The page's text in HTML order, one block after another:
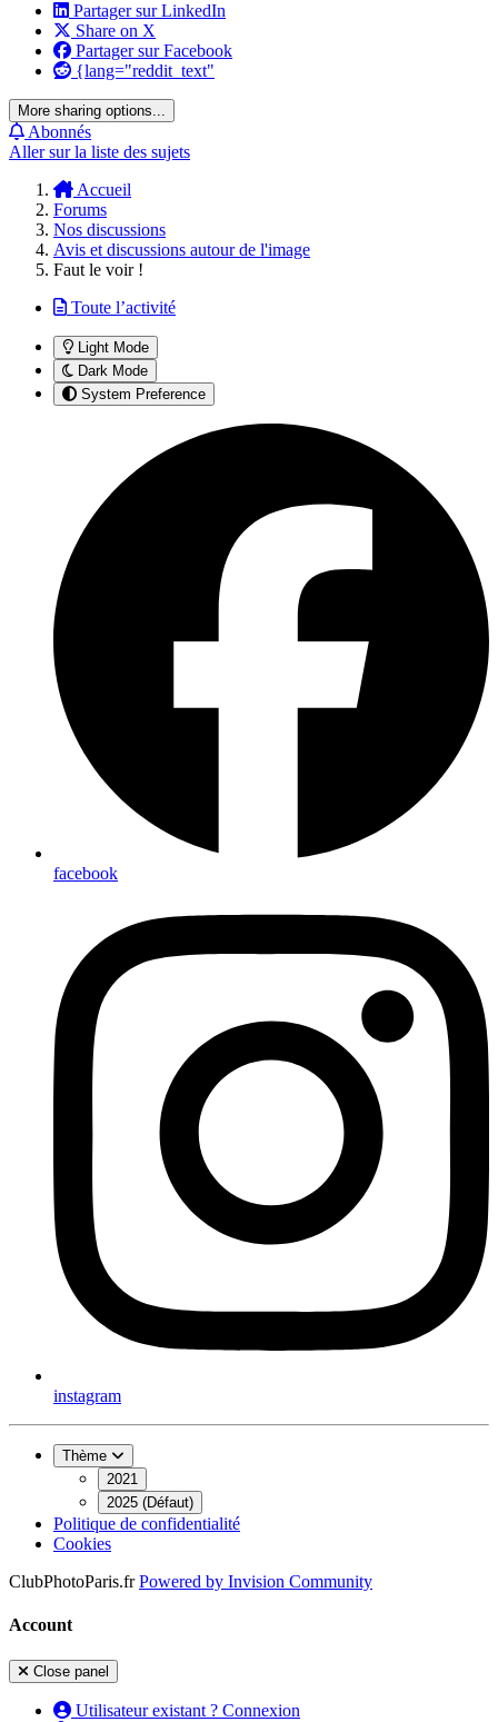
Partager sur LinkedIn
Share on X
Partager sur Facebook
{lang="reddit_text"
More sharing options...
Abonnés
Aller sur la liste des sujets
Accueil
Forums
Nos discussions
Avis et discussions autour de l'image
Faut le voir !
Toute l’activité
Light Mode
Dark Mode
System Preference
facebook
instagram
Thème
2021
2025 (Défaut)
Politique de confidentialité
Cookies
ClubPhotoParis.fr Powered by Invision Community
Account
Close panel
Utilisateur existant ? Connexion